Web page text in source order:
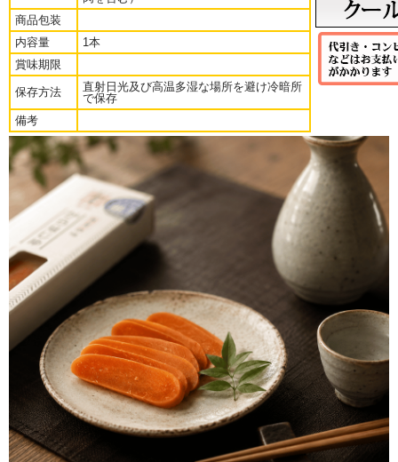
■からすみの美味しさを追求した本商品は鶏卵とねっとりとした鮫の
卵・弾ける食感の鱈の卵を使い仕上げたのとの珍味です。
■R6年能登半島地震により製造が止まっておりましたが販売を再開し
ました。
＜お召し上がり方＞ からせんじゅについている薄皮をはがし、うす
く切っていたっだくと、ねっとりとした舌触りやコクのある味わいを
お楽しみいただけます。 さらに軽く炙って頂くと深みある味が生ま
れます。 また、からせんじゅを細かく刻んでサラダと和えたりパス
タに混ぜたり、料理の幅が広がる一品です。
商品包装
内容量
1本
賞味期限
保存方法
直射日光及び高温多湿な場所を避け冷暗所
で保存
備考